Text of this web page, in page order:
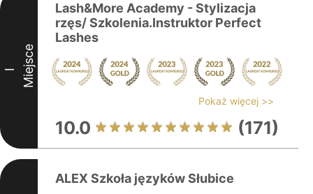
I Miejsce
Lash&More Academy - Stylizacja
rzęs/ Szkolenia.Instruktor Perfect
Lashes
Pokaż więcej >>
10.0 (171)
ALEX Szkoła języków Słubice